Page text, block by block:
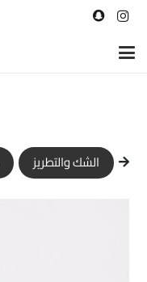
الشك والتطريز